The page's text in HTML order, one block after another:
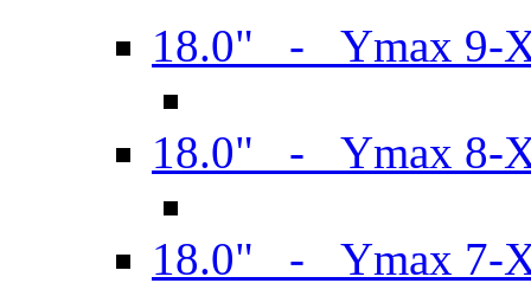
18.0" - Ymax 9-
18.0" - Ymax 8-
18.0" - Ymax 7-